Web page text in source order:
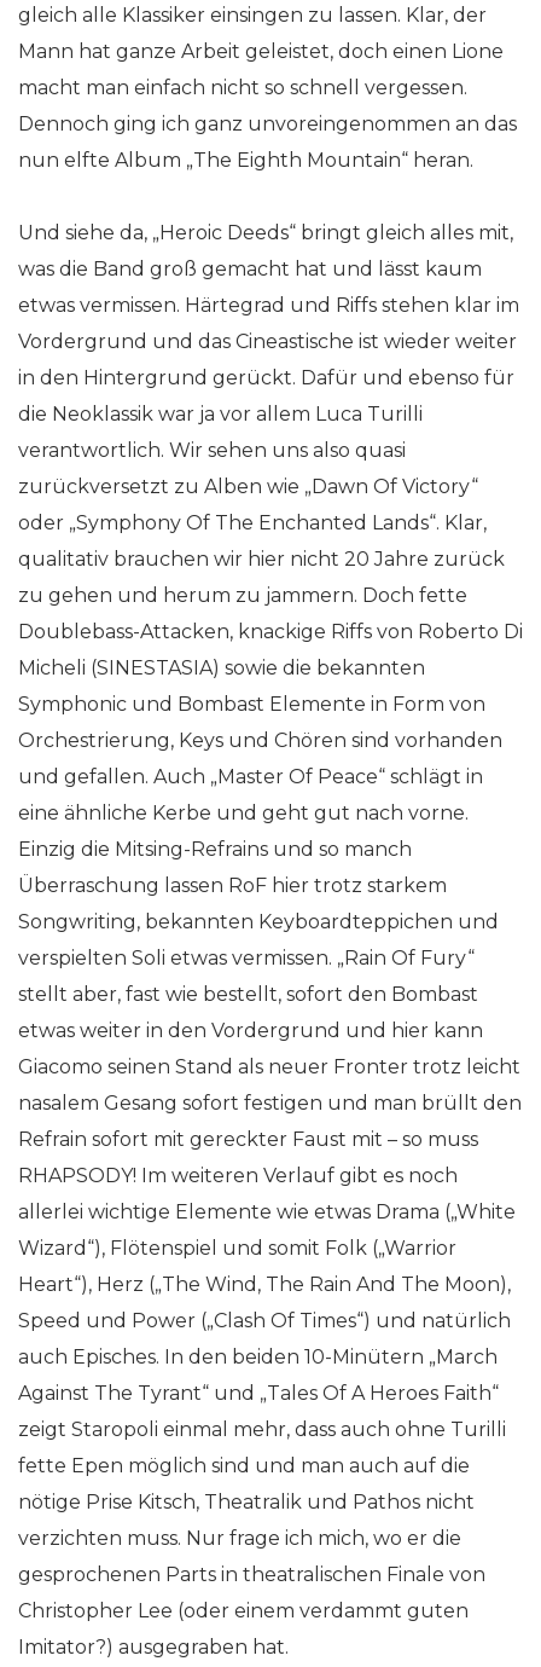
gleich alle Klassiker einsingen zu lassen. Klar, der
Mann hat ganze Arbeit geleistet, doch einen Lione
macht man einfach nicht so schnell vergessen.
Dennoch ging ich ganz unvoreingenommen an das
nun elfte Album „The Eighth Mountain“ heran.
Und siehe da, „Heroic Deeds“ bringt gleich alles mit,
was die Band groß gemacht hat und lässt kaum
etwas vermissen. Härtegrad und Riffs stehen klar im
Vordergrund und das Cineastische ist wieder weiter
in den Hintergrund gerückt. Dafür und ebenso für
die Neoklassik war ja vor allem Luca Turilli
verantwortlich. Wir sehen uns also quasi
zurückversetzt zu Alben wie „Dawn Of Victory“
oder „Symphony Of The Enchanted Lands“. Klar,
qualitativ brauchen wir hier nicht 20 Jahre zurück
zu gehen und herum zu jammern. Doch fette
Doublebass-Attacken, knackige Riffs von Roberto Di
Micheli (SINESTASIA) sowie die bekannten
Symphonic und Bombast Elemente in Form von
Orchestrierung, Keys und Chören sind vorhanden
und gefallen. Auch „Master Of Peace“ schlägt in
eine ähnliche Kerbe und geht gut nach vorne.
Einzig die Mitsing-Refrains und so manch
Überraschung lassen RoF hier trotz starkem
Songwriting, bekannten Keyboardteppichen und
verspielten Soli etwas vermissen. „Rain Of Fury“
stellt aber, fast wie bestellt, sofort den Bombast
etwas weiter in den Vordergrund und hier kann
Giacomo seinen Stand als neuer Fronter trotz leicht
nasalem Gesang sofort festigen und man brüllt den
Refrain sofort mit gereckter Faust mit – so muss
RHAPSODY! Im weiteren Verlauf gibt es noch
allerlei wichtige Elemente wie etwas Drama („White
Wizard“), Flötenspiel und somit Folk („Warrior
Heart“), Herz („The Wind, The Rain And The Moon),
Speed und Power („Clash Of Times“) und natürlich
auch Episches. In den beiden 10-Minütern „March
Against The Tyrant“ und „Tales Of A Heroes Faith“
zeigt Staropoli einmal mehr, dass auch ohne Turilli
fette Epen möglich sind und man auch auf die
nötige Prise Kitsch, Theatralik und Pathos nicht
verzichten muss. Nur frage ich mich, wo er die
gesprochenen Parts in theatralischen Finale von
Christopher Lee (oder einem verdammt guten
Imitator?) ausgegraben hat.